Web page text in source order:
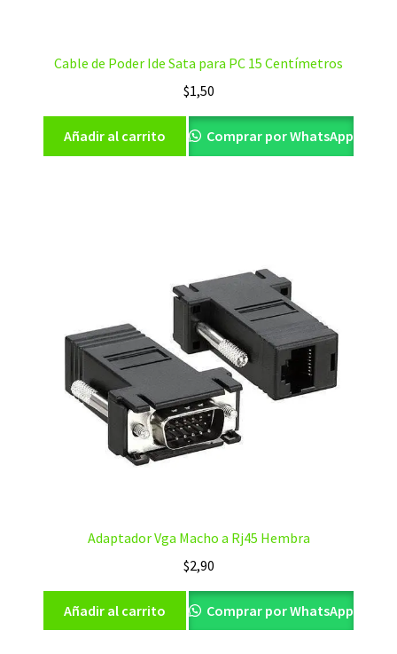
Cable de Poder Ide Sata para PC 15 Centímetros
$1,50
Añadir al carrito Comprar por WhatsApp
Adaptador Vga Macho a Rj45 Hembra
$2,90
Añadir al carrito Comprar por WhatsApp